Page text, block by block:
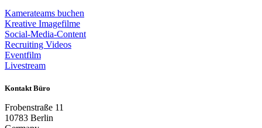
Kamerateams buchen
Kreative Imagefilme
Social-Media-Content
Recruiting Videos
Eventfilm
Livestream
Kontakt Büro
Frobenstraße 11
10783 Berlin